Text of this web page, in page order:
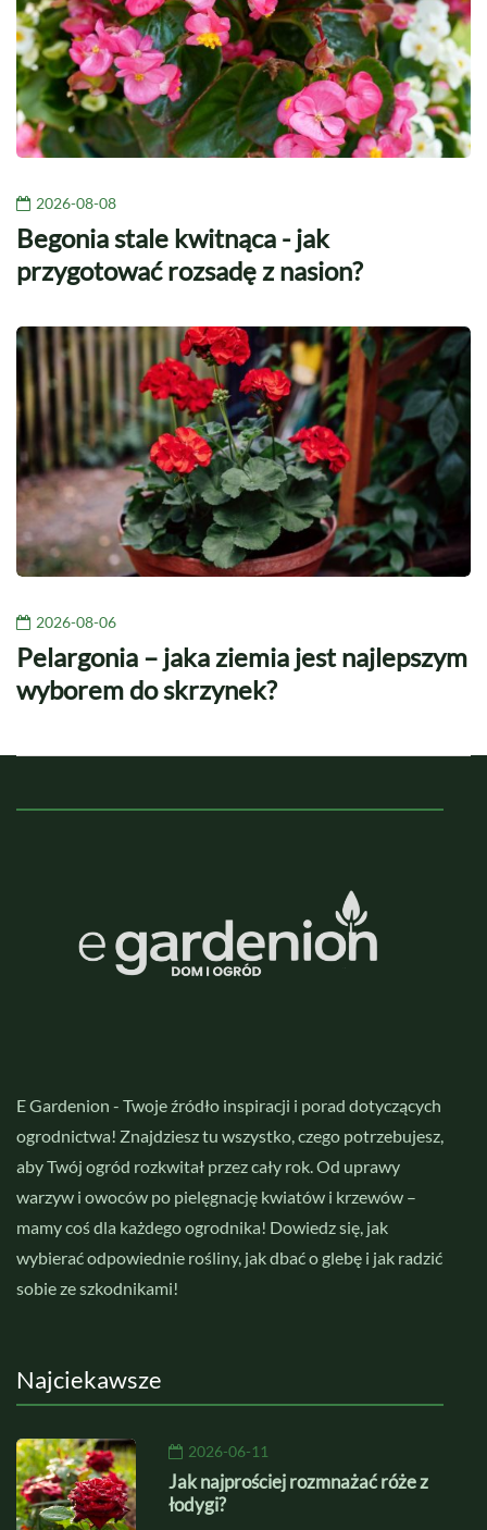
2026-08-08
Begonia stale kwitnąca - jak
przygotować rozsadę z nasion?
2026-08-06
Pelargonia – jaka ziemia jest najlepszym
wyborem do skrzynek?
E Gardenion - Twoje źródło inspiracji i porad dotyczących
ogrodnictwa! Znajdziesz tu wszystko, czego potrzebujesz,
aby Twój ogród rozkwitał przez cały rok. Od uprawy
warzyw i owoców po pielęgnację kwiatów i krzewów –
mamy coś dla każdego ogrodnika! Dowiedz się, jak
wybierać odpowiednie rośliny, jak dbać o glebę i jak radzić
sobie ze szkodnikami!
Najciekawsze
2026-06-11
Jak najprościej rozmnażać róże z
łodygi?